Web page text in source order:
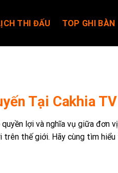
THI ĐẤU TOP GHI BÀN
Tại Cakhia TV
lợi và nghĩa vụ giữa đơn vị
thế giới. Hãy cùng tìm hiểu